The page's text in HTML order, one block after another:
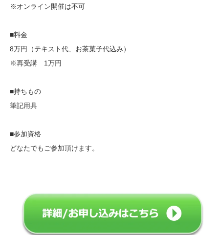
※オンライン開催は不可
■料金
8万円（テキスト代、お茶菓子代込み）
※再受講 1万円
■持ちもの
筆記用具
■参加資格
どなたでもご参加頂けます。